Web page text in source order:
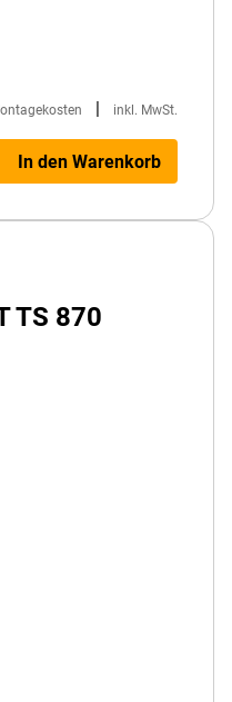
inkl. MwSt.
In den Warenkorb
TS 870